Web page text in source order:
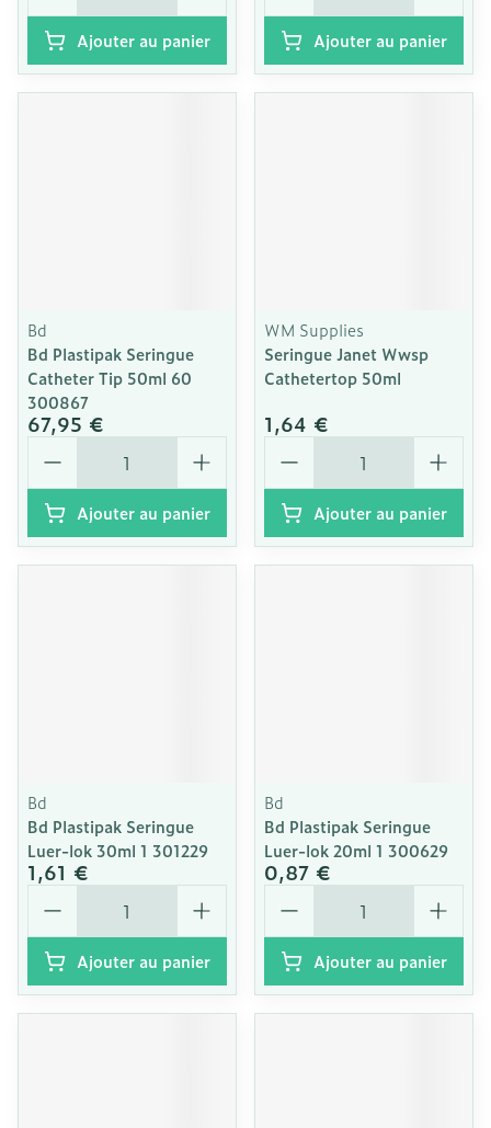
Ajouter au panier Ajouter au panier
Bd
Bd Plastipak Seringue
Catheter Tip 50ml 60
300867
67,95 €
Quantité
Ajouter au panier
WM Supplies
Seringue Janet Wwsp
Cathetertop 50ml
1,64 €
Quantité
Ajouter au panier
Bd
Bd Plastipak Seringue
Luer-lok 30ml 1 301229
1,61 €
Quantité
Ajouter au panier
Bd
Bd Plastipak Seringue
Luer-lok 20ml 1 300629
0,87 €
Quantité
Ajouter au panier